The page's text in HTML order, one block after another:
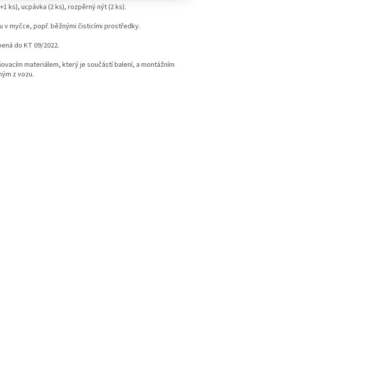
ks), ucpávka (2 ks), rozpěrný nýt (2 ks).
v myčce, popř. běžnými čisticími prostředky.
do KT 09/2022.
materiálem, který je součástí balení, a montážním
z vozu.